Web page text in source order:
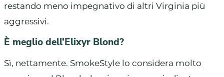
restando meno impegnativo di altri Virginia più
aggressivi.
È meglio dell’Elixyr Blond?
Sì, nettamente. SmokeStyle lo considera molto